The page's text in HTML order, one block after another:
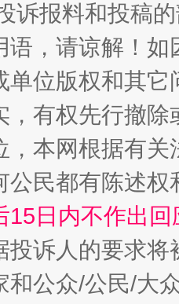
诉报料和投稿
语，请谅解！
单位版权和其它
，有权先行撤
，本网根据有
公民都有陈述
15日内不作出
投诉人的要求将
和公众/公民/大